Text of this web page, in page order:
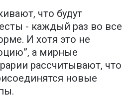
что будут
- каждый раз во все
И хотя это не
а мирные
рассчитывают, что
новые